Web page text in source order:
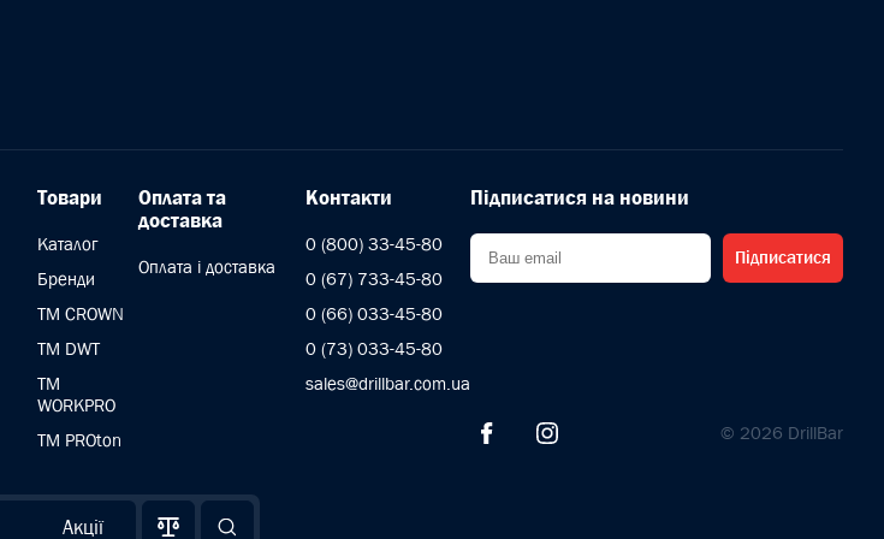
Акції
Товари
Каталог
Бренди
ТМ CROWN
TM DWT
ТМ
WORKPRO
TM PROton
Оплата та
доставка
Оплата і доставка
Контакти
0 (800) 33-45-80
0 (67) 733-45-80
0 (66) 033-45-80
0 (73) 033-45-80
sales@drillbar.com.ua
Підписатися на новини
Підписатися
© 2026 DrillBar